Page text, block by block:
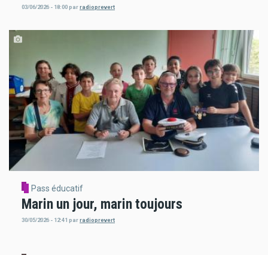
03/06/2026 - 18:00parradioprevert
Pass éducatif
Marin un jour, marin toujours
30/05/2026 - 12:41 parradioprevert